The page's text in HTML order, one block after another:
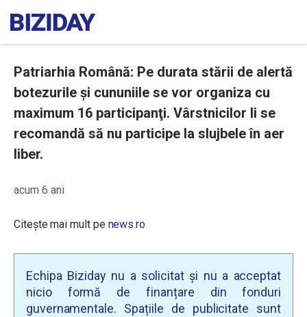
Patriarhia Română: Pe durata stării de alertă
botezurile şi cununiile se vor organiza cu
maximum 16 participanţi. Vârstnicilor li se
recomandă să nu participe la slujbele în aer
liber.
acum 6 ani
Citește mai mult pe news.ro
Echipa Biziday nu a solicitat și nu a acceptat
nicio formă de finanțare din fonduri
guvernamentale. Spațiile de publicitate sunt